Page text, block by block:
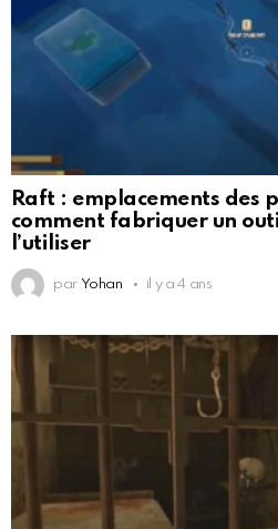
Raft : emplacements des
comment fabriquer un
l’utiliser
par Yohan il y a 4 ans